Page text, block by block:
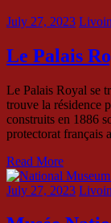
July 27, 2023 Livoin
Le Palais
Le Palais Royal se
trouve la résidence
construits en 1886
protectorat français
Read More
July 27, 2023 Livoin